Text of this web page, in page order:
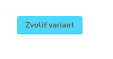
Zvoliť variant